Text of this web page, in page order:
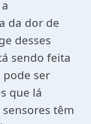
da dor de
desses
sendo feita
pode ser
que lá
têm